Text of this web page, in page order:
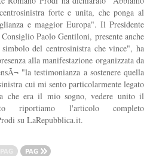
forte e unita, che ponga al
e maggior Europa". Il Presidente
Paolo Gentiloni, presente anche
del centrosinistra che vince", ha
alla manifestazione organizzata da
"la testimonianza a sostenere quella
cui mi sento particolarmente legato
che era il mio sogno, vedere unito il
riportiamo l'articolo completo
su LaRepubblica.it.